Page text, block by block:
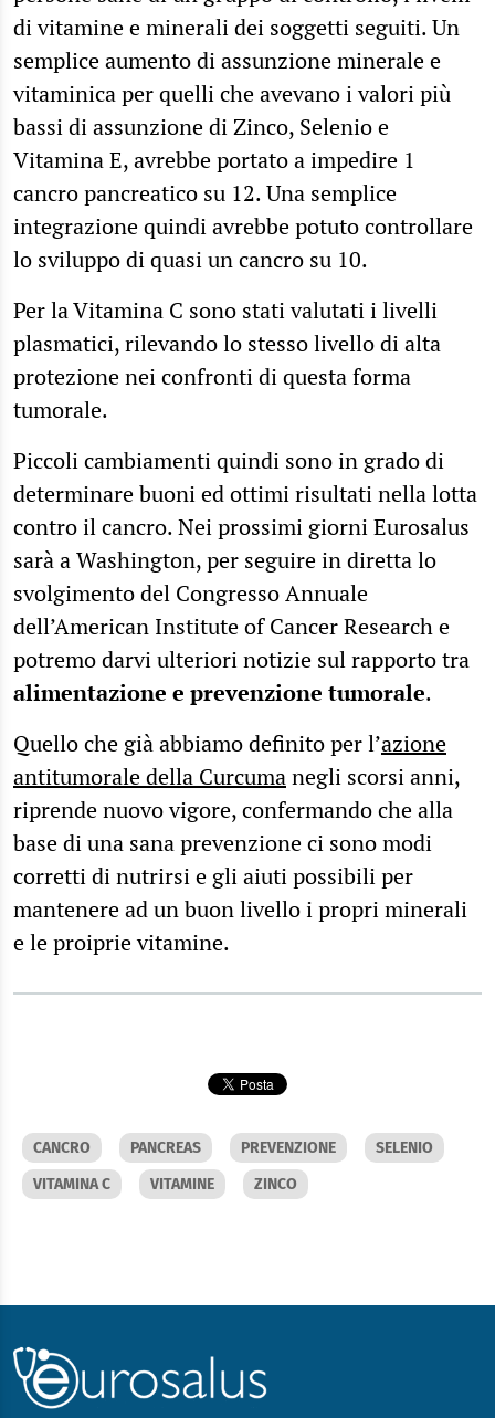
di vitamine e minerali dei soggetti seguiti. Un
semplice aumento di assunzione minerale e
vitaminica per quelli che avevano i valori più
bassi di assunzione di Zinco, Selenio e
Vitamina E, avrebbe portato a impedire 1
cancro pancreatico su 12. Una semplice
integrazione quindi avrebbe potuto controllare
lo sviluppo di quasi un cancro su 10.
Per la Vitamina C sono stati valutati i livelli
plasmatici, rilevando lo stesso livello di alta
protezione nei confronti di questa forma
tumorale.
Piccoli cambiamenti quindi sono in grado di
determinare buoni ed ottimi risultati nella lotta
contro il cancro. Nei prossimi giorni Eurosalus
sarà a Washington, per seguire in diretta lo
svolgimento del Congresso Annuale
dell’American Institute of Cancer Research e
potremo darvi ulteriori notizie sul rapporto tra
alimentazione e prevenzione tumorale.
Quello che già abbiamo definito per l’azione
antitumorale della Curcumanegli scorsi anni,
riprende nuovo vigore, confermando che alla
base di una sana prevenzione ci sono modi
corretti di nutrirsi e gli aiuti possibili per
mantenere ad un buon livello i propri minerali
e le proiprie vitamine.
CANCRO PANCREAS PREVENZIONE
SELENIO
VITAMINA C
VITAMINE ZINCO